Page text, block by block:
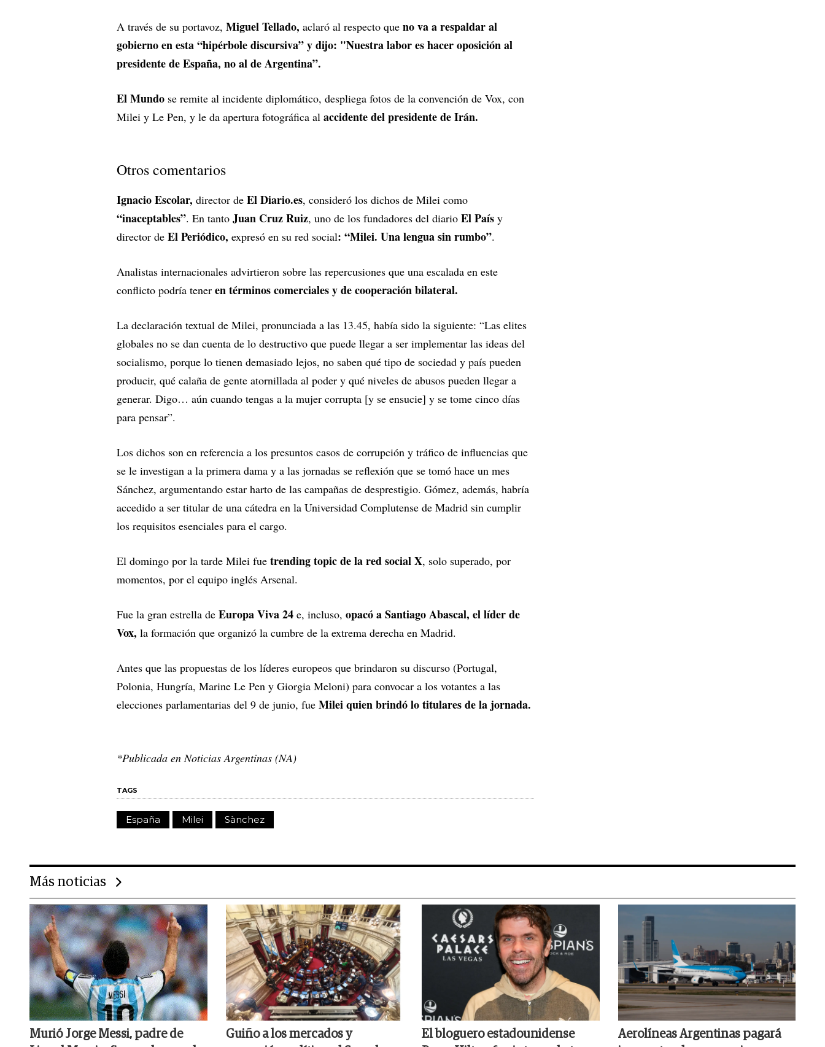
A través de su portavoz, Miguel Tellado, aclaró al respecto que no va a respaldar al
gobierno en esta “hipérbole discursiva” y dijo: "Nuestra labor es hacer oposición al
presidente de España, no al de Argentina”.
El Mundo se remite al incidente diplomático, despliega fotos de la convención de Vox, con
Milei y Le Pen, y le da apertura fotográfica al accidente del presidente de Irán.
Otros comentarios
Ignacio Escolar, director de El Diario.es, consideró los dichos de Milei como
“inaceptables”. En tanto Juan Cruz Ruiz, uno de los fundadores del diario El País y
director de El Periódico, expresó en su red social: “Milei. Una lengua sin rumbo”.
Analistas internacionales advirtieron sobre las repercusiones que una escalada en este
conflicto podría tener en términos comerciales y de cooperación bilateral.
La declaración textual de Milei, pronunciada a las 13.45, había sido la siguiente: “Las elites
globales no se dan cuenta de lo destructivo que puede llegar a ser implementar las ideas del
socialismo, porque lo tienen demasiado lejos, no saben qué tipo de sociedad y país pueden
producir, qué calaña de gente atornillada al poder y qué niveles de abusos pueden llegar a
generar. Digo… aún cuando tengas a la mujer corrupta [y se ensucie] y se tome cinco días
para pensar”.
Los dichos son en referencia a los presuntos casos de corrupción y tráfico de influencias que
se le investigan a la primera dama y a las jornadas se reflexión que se tomó hace un mes
Sánchez, argumentando estar harto de las campañas de desprestigio. Gómez, además, habría
accedido a ser titular de una cátedra en la Universidad Complutense de Madrid sin cumplir
los requisitos esenciales para el cargo.
El domingo por la tarde Milei fue trending topic de la red social X, solo superado, por
momentos, por el equipo inglés Arsenal.
Fue la gran estrella de Europa Viva 24 e, incluso, opacó a Santiago Abascal, el líder de
Vox, la formación que organizó la cumbre de la extrema derecha en Madrid.
Antes que las propuestas de los líderes europeos que brindaron su discurso (Portugal,
Polonia, Hungría, Marine Le Pen y Giorgia Meloni) para convocar a los votantes a las
elecciones parlamentarias del 9 de junio, fue Milei quien brindó lo titulares de la jornada.
*Publicada en Noticias Argentinas (NA)
TAGS
España Milei Sànchez
Más noticias
Murió Jorge Messi, padre de
Guiño a los mercados y
El bloguero estadounidense
Aerolíneas Argentinas pagará